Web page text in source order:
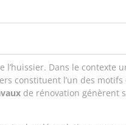
Dans le contexte
constituent l’un des
de rénovation génèrent